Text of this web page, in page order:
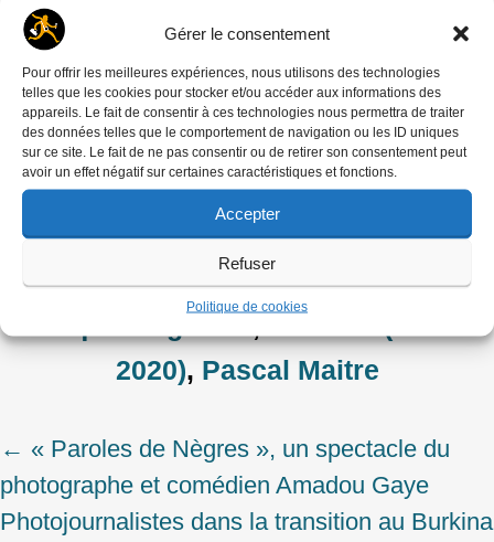
Gérer le consentement
Pour offrir les meilleures expériences, nous utilisons des technologies
telles que les cookies pour stocker et/ou accéder aux informations des
appareils. Le fait de consentir à ces technologies nous permettra de traiter
des données telles que le comportement de navigation ou les ID uniques
sur ce site. Le fait de ne pas consentir ou de retirer son consentement peut
avoir un effet négatif sur certaines caractéristiques et fonctions.
Accepter
Refuser
Politique de cookies
guerre-au-sahel
Dernière révision le mardi 26 mars 2024 5:25
Soutener un autre modèle de média : indépendant,
à but non lucratif, et en accès libre. Faire un don !
Rubriques
Expositions
Mots-clés
2020), Pascal Maitre
Post
navigation
← « Paroles de Nègres », un spectacle du
photographe et comédien Amadou Gaye
Photojournalistes dans la transition au Burkina